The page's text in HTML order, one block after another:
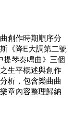
創作時期順序分
《降E大調第二號
提琴奏鳴曲》三個
生平概述與創作
析，包含樂曲曲
章內容整理歸納